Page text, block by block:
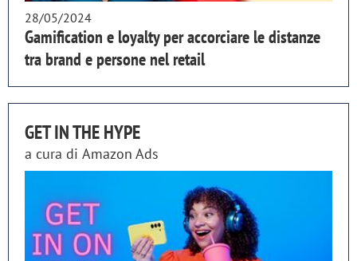
28/05/2024
Gamification e loyalty per accorciare le distanze
tra brand e persone nel retail
GET IN THE HYPE
a cura di Amazon Ads